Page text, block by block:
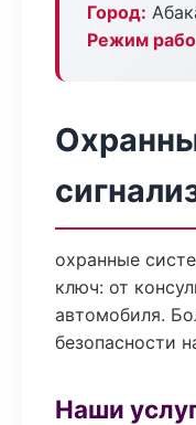
Город:
Режим
охранные
ключ: от
автомобиля.
безопасности
Наши